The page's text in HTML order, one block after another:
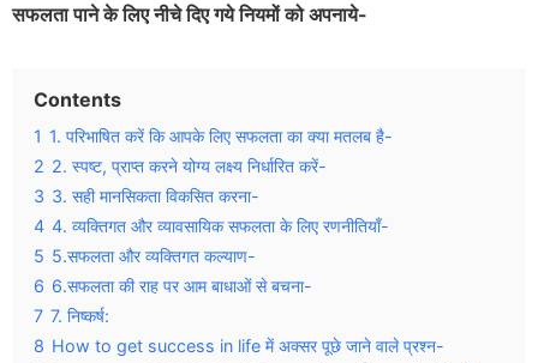
सफलता पाने के लिए नीचे दिए गये नियमों को अपनाये-
Contents
1 1. परिभाषित करें कि आपके लिए सफलता का क्या मतलब है-
2 2. स्पष्ट, प्राप्त करने योग्य लक्ष्य निर्धारित करें-
3 3. सही मानसिकता विकसित करना-
4 4. व्यक्तिगत और व्यावसायिक सफलता के लिए रणनीतियाँ-
5 5.सफलता और व्यक्तिगत कल्याण-
6 6.सफलता की राह पर आम बाधाओं से बचना-
7 7. निष्कर्ष:
8 How to get success in life में अक्सर पूछे जाने वाले प्रश्न-